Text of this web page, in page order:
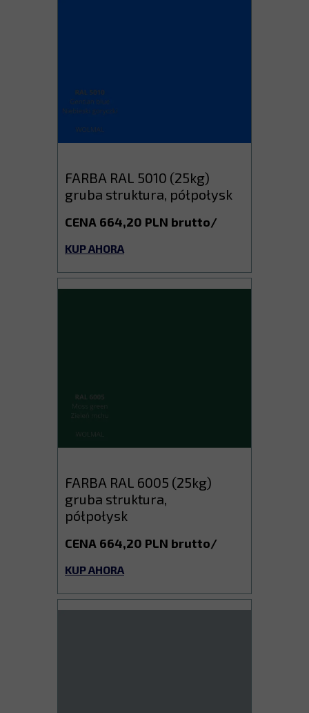
FARBA RAL 5010 (25kg)
gruba struktura, półpołysk
CENA 664,20 PLN brutto/
KUP AHORA
FARBA RAL 6005 (25kg)
gruba struktura,
półpołysk
CENA 664,20 PLN brutto/
KUP AHORA